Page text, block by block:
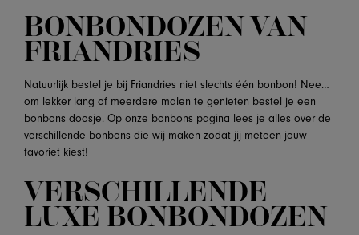
BONBONDOZEN VAN
FRIANDRIES
Natuurlijk bestel je bij Friandries niet slechts één bonbon! Nee…
om lekker lang of meerdere malen te genieten bestel je een
bonbons doosje. Op onze bonbons pagina lees je alles over de
verschillende bonbons die wij maken zodat jij meteen jouw
favoriet kiest!
VERSCHILLENDE
LUXE BONBONDOZEN